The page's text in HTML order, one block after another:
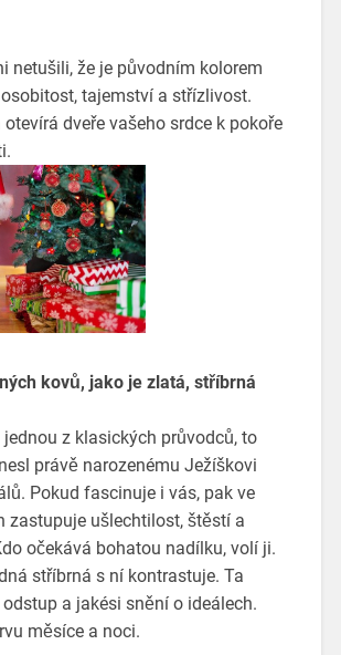
netušili, že je původním kolorem
tajemství a střízlivost.
dveře vašeho srdce k pokoře
kovů, jako je zlatá, stříbrná
z klasických průvodců, to
právě narozenému Ježíškovi
Pokud fascinuje i vás, pak ve
zastupuje ušlechtilost, štěstí a
očekává bohatou nadílku, volí ji.
stříbrná s ní kontrastuje. Ta
a jakési snění o ideálech.
měsíce a noci.